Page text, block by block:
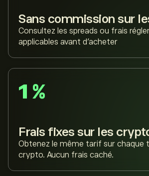
Sans commission sur
Consultez les spreads ou frais
applicables avant d’acheter
1 %
Frais fixes sur les
Obtenez le même tarif sur chaque
crypto. Aucun frais caché.